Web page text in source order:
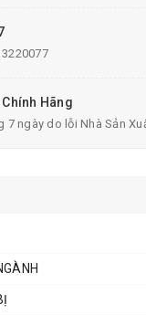
Hãng
7 ngày do lỗi Nhà Sản